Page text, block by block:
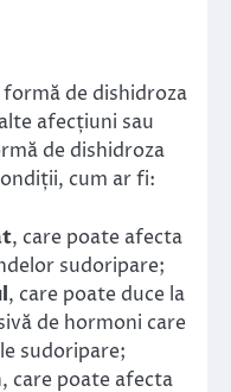
de dishidroza
afecțiuni sau
de dishidroza
cum ar fi:
, care poate afecta
sudoripare;
, care poate duce la
de hormoni care
sudoripare;
, care poate afecta